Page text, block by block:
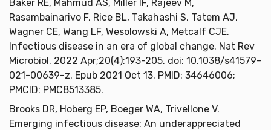
Baker RE, Mahmud AS, Miller IF, Rajeev M,
Rasambainarivo F, Rice BL, Takahashi S, Tatem AJ,
Wagner CE, Wang LF, Wesolowski A, Metcalf CJE.
Infectious disease in an era of global change. Nat Rev
Microbiol. 2022 Apr;20(4):193-205. doi: 10.1038/s41579-
021-00639-z. Epub 2021 Oct 13. PMID: 34646006;
PMCID: PMC8513385.
Brooks DR, Hoberg EP, Boeger WA, Trivellone V.
Emerging infectious disease: An underappreciated